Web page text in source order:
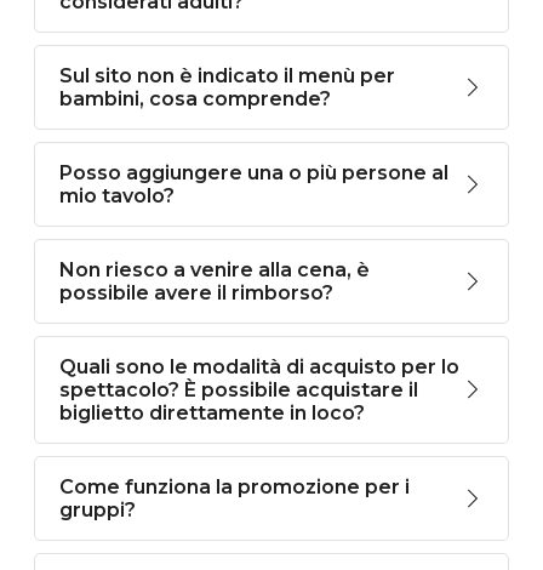
Sul sito non è indicato il menù per
bambini, cosa comprende?
Posso aggiungere una o più persone al
mio tavolo?
Non riesco a venire alla cena, è
possibile avere il rimborso?
Quali sono le modalità di acquisto per lo
spettacolo? È possibile acquistare il
biglietto direttamente in loco?
Come funziona la promozione per i
gruppi?